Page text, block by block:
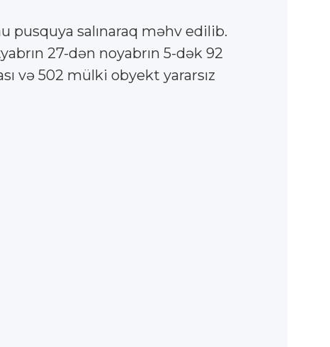
pusquya salınaraq məhv edilib.
27-dən noyabrın 5-dək 92
və 502 mülki obyekt yararsız